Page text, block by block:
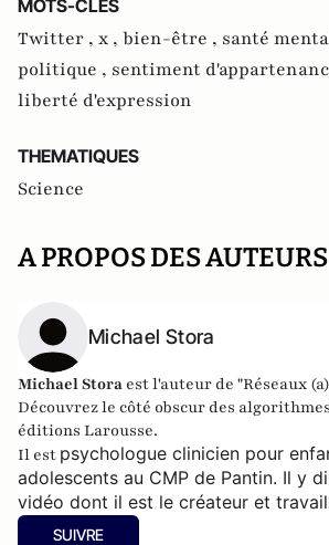
MOTS-CLES
Twitter , x , bien-être , santé
politique , sentiment
liberté d'expression
THEMATIQUES
Science
A PROPOS DES AUTEURS
Michael Stora
Michael Stora est l'auteur de "Réseaux
Découvrez le côté obscur des
éditions Larousse.
Il est psychologue clinicien pour
adolescents au CMP de Pantin. Il y
vidéo dont il est le créateur et
sur un livre concernant les femmes
SUIVRE